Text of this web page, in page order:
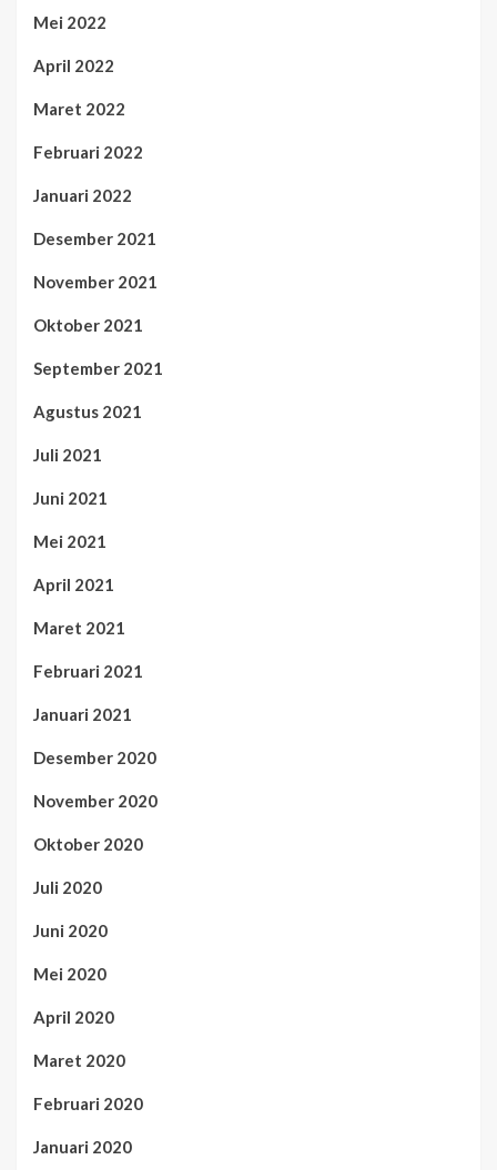
Mei 2022
April 2022
Maret 2022
Februari 2022
Januari 2022
Desember 2021
November 2021
Oktober 2021
September 2021
Agustus 2021
Juli 2021
Juni 2021
Mei 2021
April 2021
Maret 2021
Februari 2021
Januari 2021
Desember 2020
November 2020
Oktober 2020
Juli 2020
Juni 2020
Mei 2020
April 2020
Maret 2020
Februari 2020
Januari 2020